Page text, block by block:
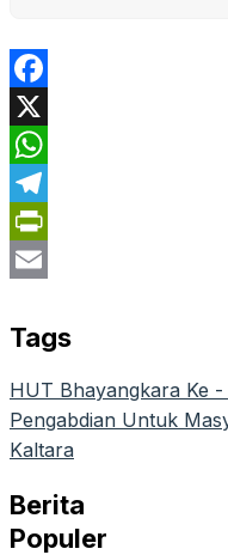
Facebook
X
WhatsApp
Telegram
PrintFriendly
Tags
HUT Bhayangkara Ke -
Pengabdian Untuk
Kaltara
Berita
Populer